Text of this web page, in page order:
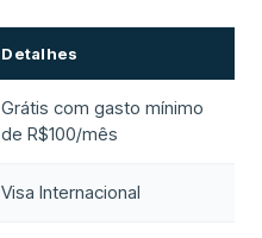
Detalhes
Grátis com gasto mínimo
de R$100/mês
Visa Internacional